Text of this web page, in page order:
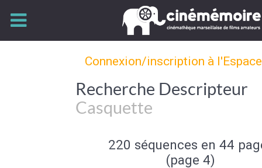
Connexion/inscription à
Recherche Descripteur
Casquette
220 séquences en 44
(page 4)